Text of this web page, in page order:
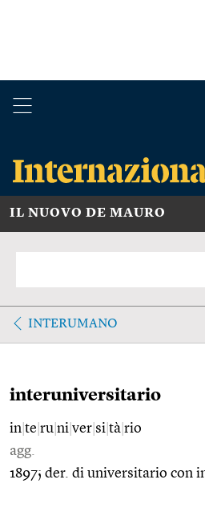
IL NUOVO DE MAURO
INTERUMANO
interuniversitario
in te ru ni ver si tà rio
agg.
1897; der. di universitario con